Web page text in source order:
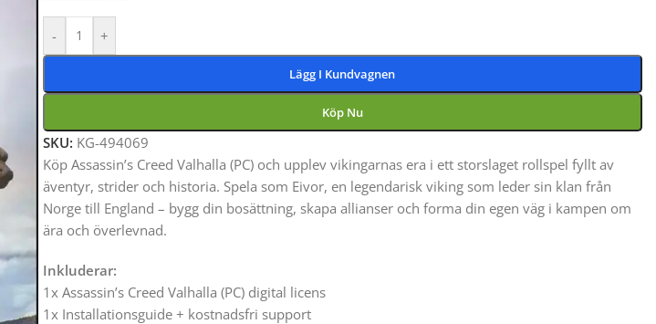
- +
Lägg I Kundvagnen
Köp Nu
SKU: KG-494069
Köp Assassin’s Creed Valhalla (PC) och upplev vikingarnas era i ett storslaget rollspel fyllt av
äventyr, strider och historia. Spela som Eivor, en legendarisk viking som leder sin klan från
Norge till England – bygg din bosättning, skapa allianser och forma din egen väg i kampen om
ära och överlevnad.
Inkluderar:
1x Assassin’s Creed Valhalla (PC) digital licens
1x Installationsguide + kostnadsfri support